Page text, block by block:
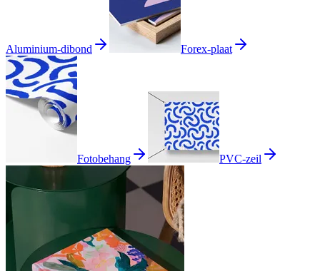
Aluminium-dibond Forex-plaat
Fotobehang PVC-zeil